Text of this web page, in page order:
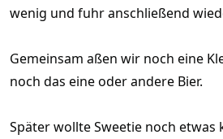
wenig und fuhr anschließend
Gemeinsam aßen wir noch eine
noch das eine oder andere Bier.
Später wollte Sweetie noch etwas